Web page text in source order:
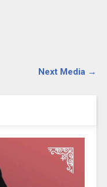
Next Media →